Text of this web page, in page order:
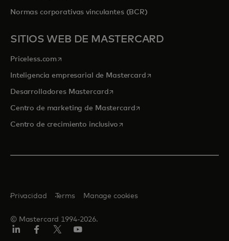
Normas corporativas vinculantes (BCR)
SITIOS WEB DE MASTERCARD
Priceless.com se abre en una pestaña nueva
Inteligencia empresarial de Mastercardse abre en una pestaña
Desarrolladores Mastercardse abre en una pestaña nueva
Centro de marketing de Mastercardse abre en una pestaña
Centro de crecimiento inclusivose abre en una pestaña nueva
© Mastercard 1994-2026.
Privacidad Terms Manage cookies